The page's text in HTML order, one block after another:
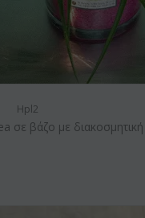
Hpl2
σε βάζο με